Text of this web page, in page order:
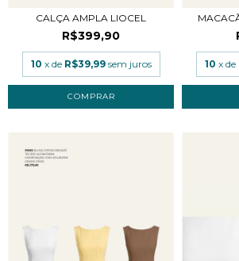
CALÇA AMPLA LIOCEL
R$399,90
10 x de R$39,99 sem juros
COMPRAR
10 x de